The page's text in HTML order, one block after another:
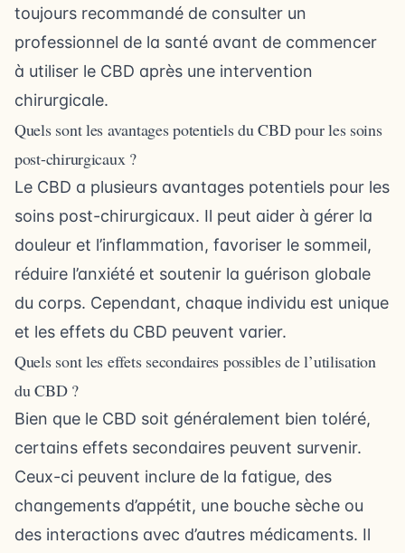
toujours recommandé de consulter un
professionnel de la santé avant de commencer
à utiliser le CBD après une intervention
chirurgicale.
Quels sont les avantages potentiels du CBD pour les soins
post-chirurgicaux ?
Le CBD a plusieurs avantages potentiels pour les
soins post-chirurgicaux. Il peut aider à gérer la
douleur et l’inflammation, favoriser le sommeil,
réduire l’anxiété et soutenir la guérison globale
du corps. Cependant, chaque individu est unique
et les effets du CBD peuvent varier.
Quels sont les effets secondaires possibles de l’utilisation
du CBD ?
Bien que le CBD soit généralement bien toléré,
certains effets secondaires peuvent survenir.
Ceux-ci peuvent inclure de la fatigue, des
changements d’appétit, une bouche sèche ou
des interactions avec d’autres médicaments. Il